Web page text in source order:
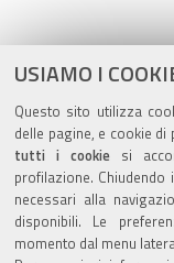
USIAMO I
Questo sito utilizza
delle pagine, e cookie
tutti i cookiesi
profilazione.
necessari alla
disponibili. Le
momento dal menu
documento
pubblicato il
ultima modifica